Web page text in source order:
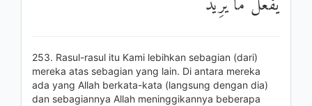
253. Rasul-rasul itu Kami lebihkan sebagian (dari)
mereka atas sebagian yang lain. Di antara mereka
ada yang Allah berkata-kata (langsung dengan dia)
dan sebagiannya Allah meninggikannya beberapa